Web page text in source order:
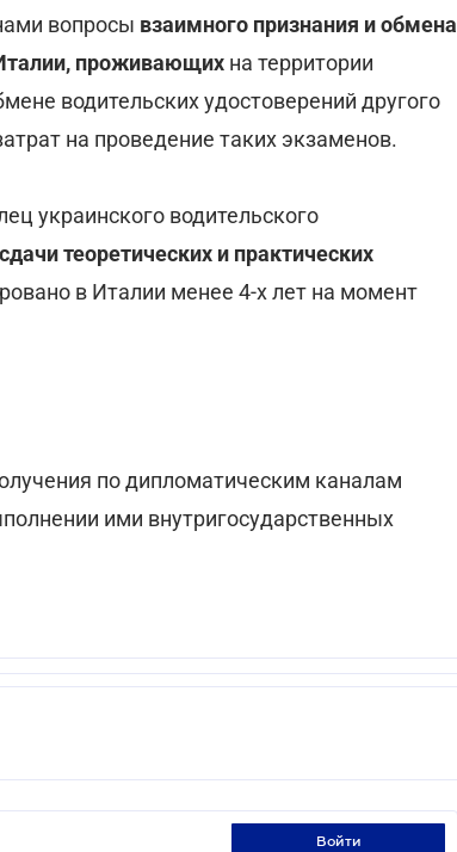
вопросы взаимного признания и обмена
проживающих на территории
водительских удостоверений другого
на проведение таких экзаменов.
украинского водительского
теоретических и практических
в Италии менее 4-х лет на момент
по дипломатическим каналам
ими внутригосударственных
войти